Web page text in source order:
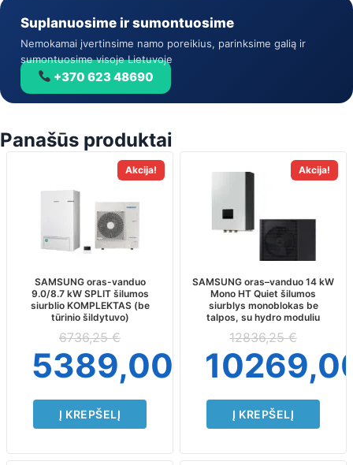
Suplanuosime ir sumontuosime
Nemokamai įvertinsime namo poreikius, parinksime galią ir
sumontuosime visoje Lietuvoje
+370 623 48690
Panašūs produktai
Akcija!
SAMSUNG oras-vanduo
9.0/8.7 kW SPLIT šilumos
siurblio KOMPLEKTAS (be
tūrinio šildytuvo)
6736,25€
5389,00
Į KREPŠELĮ
Akcija!
SAMSUNG oras–vanduo 14 kW
Mono HT Quiet šilumos
siurblys monoblokas be
talpos, su hydro moduliu
12836,25€
Į KREPŠELĮ